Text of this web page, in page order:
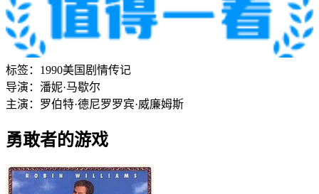
标签： 1990美国 剧情传记
导演： 潘妮·马歇尔
主演： 罗伯特·德尼罗罗宾·威廉姆斯
勇敢者的游戏